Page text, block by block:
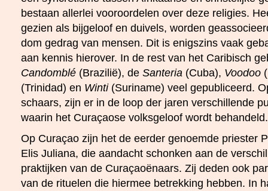
bestaan allerlei vooroordelen over deze religies.
gezien als bijgeloof en duivels, worden
dom gedrag van mensen. Dit is enigszins vaak
aan kennis hierover. In de rest van het Caribisch
Candomblé (Brazilië), de Santeria (Cuba), Voodoo
(Trinidad) en Winti(Suriname) veel gepubliceerd.
schaars, zijn er in de loop der jaren verschillende
waarin het Curaçaose volksgeloof wordt behandeld.
Op Curaçao zijn het de eerder genoemde priester
Elis Juliana, die aandacht schonken aan de
praktijken van de Curaçaoënaars. Zij deden ook
van de rituelen die hiermee betrekking hebben. In